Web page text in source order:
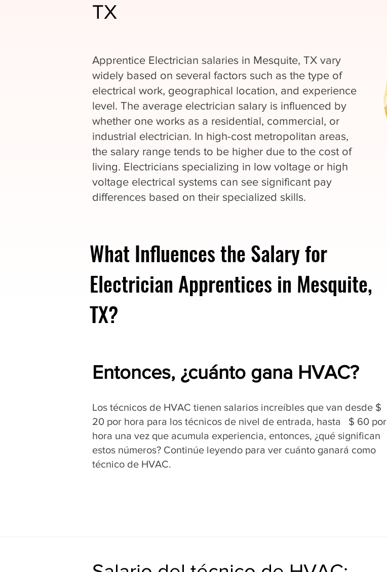
TX
Apprentice Electrician salaries in Mesquite, TX vary
widely based on several factors such as the type of
electrical work, geographical location, and experience
level. The average electrician salary is influenced by
whether one works as a residential, commercial, or
industrial electrician. In high-cost metropolitan areas,
the salary range tends to be higher due to the cost of
living. Electricians specializing in low voltage or high
voltage electrical systems can see significant pay
differences based on their specialized skills.
What Influences the Salary for
Electrician Apprentices in Mesquite,
TX?
Entonces, ¿cuánto gana HVAC?
Los técnicos de HVAC tienen salarios increíbles que van desde $
20 por hora para los técnicos de nivel de entrada, hasta $ 60 por
hora una vez que acumula experiencia, entonces, ¿qué significan
estos números? Continúe leyendo para ver cuánto ganará como
técnico de HVAC.